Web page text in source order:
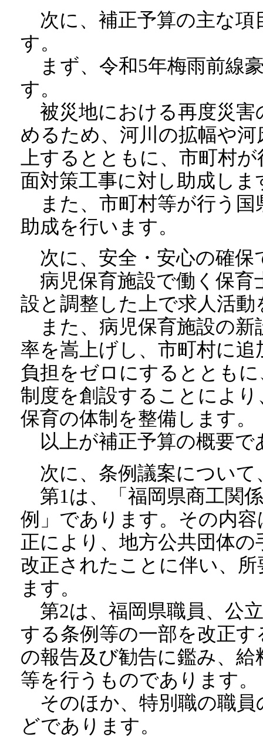
次に、補正予算の主な項
す。
まず、令和5年梅雨前線
す。
被災地における再度災害
めるため、河川の拡幅や
上するとともに、市町村
面対策工事に対し助成しま
また、市町村等が行う国
助成を行います。
次に、安全・安心の確保
病児保育施設で働く保育
設と調整した上で求人活
また、病児保育施設の新
率を嵩上げし、市町村に
負担をゼロにするととも
制度を創設することによ
保育の体制を整備します。
以上が補正予算の概要で
次に、条例議案について
第1は、「福岡県商工関
例」であります。その内
正により、地方公共団体
改正されたことに伴い、
ます。
第2は、福岡県職員、公
する条例等の一部を改正
の報告及び勧告に鑑み、
等を行うものであります。
そのほか、特別職の職員
どであります。